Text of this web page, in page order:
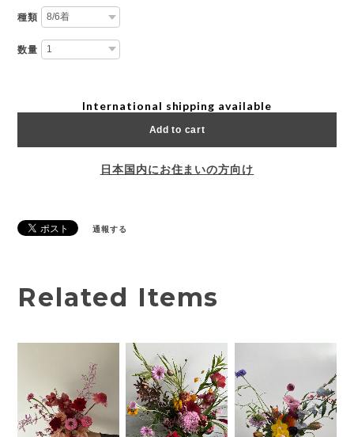
種類
数量
International shipping available
Add to cart
日本国内にお住まいの方向け
通報する
Related Items